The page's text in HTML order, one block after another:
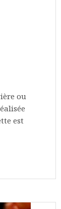
ou
est